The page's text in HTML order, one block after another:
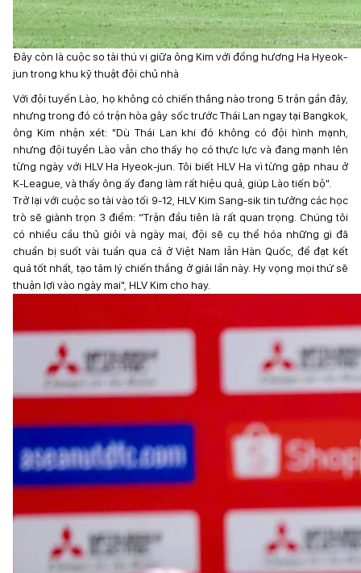
Đây còn là cuộc so tài thú vị giữa ông Kim với đồng hương Ha Hyeok-
jun trong khu kỹ thuật đội chủ nhà
Với đội tuyển Lào, họ không có chiến thắng nào trong 5 trận gần đây,
nhưng trong đó có trận hòa gây sốc trước Thái Lan ngay tại Bangkok,
ông Kim nhận xét: "Dù Thái Lan khi đó không có đội hình mạnh,
nhưng đội tuyển Lào vẫn cho thấy họ có thực lực và đang mạnh lên
từng ngày với HLV Ha Hyeok-jun. Tôi biết HLV Ha vì từng gặp nhau ở
K-League, và thấy ông ấy đang làm rất hiệu quả, giúp Lào tiến bộ".
Trở lại với cuộc so tài vào tối 9-12, HLV Kim Sang-sik tin tưởng các học
trò sẽ giành trọn 3 điểm: “Trận đầu tiên là rất quan trọng. Chúng tôi
có nhiều cầu thủ giỏi và ngày mai, đội sẽ cụ thể hóa những gì đã
chuẩn bị suốt vài tuần qua cả ở Việt Nam lẫn Hàn Quốc, để đạt kết
quả tốt nhất, tạo tâm lý chiến thắng ở giải lần này. Hy vọng mọi thứ sẽ
thuận lợi vào ngày mai", HLV Kim cho hay.